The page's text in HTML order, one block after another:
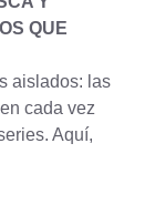
QUE
aislados: las
cada vez
Aquí,